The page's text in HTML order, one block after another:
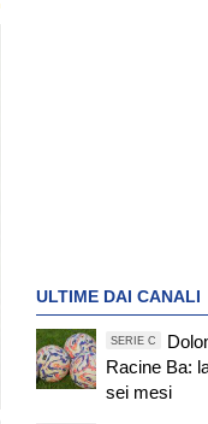
ULTIME DAI CANALI
SERIE C
Racine Ba:
sei mesi